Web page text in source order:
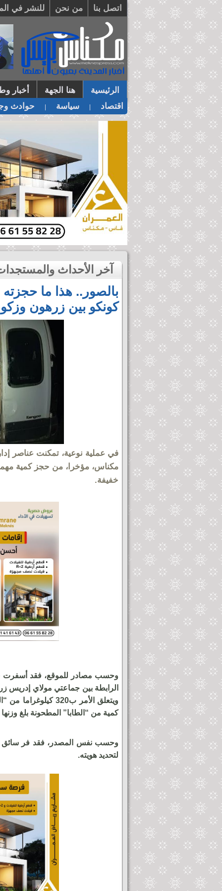
اتصل بنا من نحن للنشر في
الرئيسية
اقتصاد
سياسة حوادث
هنا الجهة أخبار
بالصور.. هذا ما
كونكو بين زرهون
في عملية نوعية، تمكنت عناصر
مكناس، مؤخرا، من حجز كمية
خفيفة.
وحسب مصادر للموقع، فقد أسفرت
الرابطة بين جماعتي مولاي
كمية من “الطابا” المطحونة بلغ وزنها 500 غرام.
وحسب نفس المصدر، فقد فر سائق
لتحديد هويته.